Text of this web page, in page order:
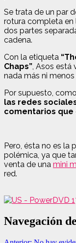
Se trata de un par
rotura completa en
dos partes
cadena.
Con la etiqueta
Chaps”, Asos está
nada más ni
Por supuesto,
las redes
comentarios
Pero, ésta no es la
polémica, ya que
venta de una mini
red.
Navegación